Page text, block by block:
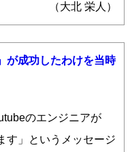
（大北 栄人）
が成功したわけを当時
のエンジニアが
す」というメッセージ